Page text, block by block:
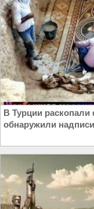
В Турции раскопали
обнаружили